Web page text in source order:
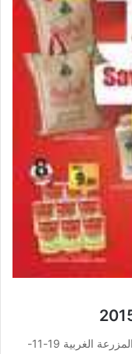
عروض المزرعة الغربية 19-11-2015 عروض المزرعة الغربية 19-11-